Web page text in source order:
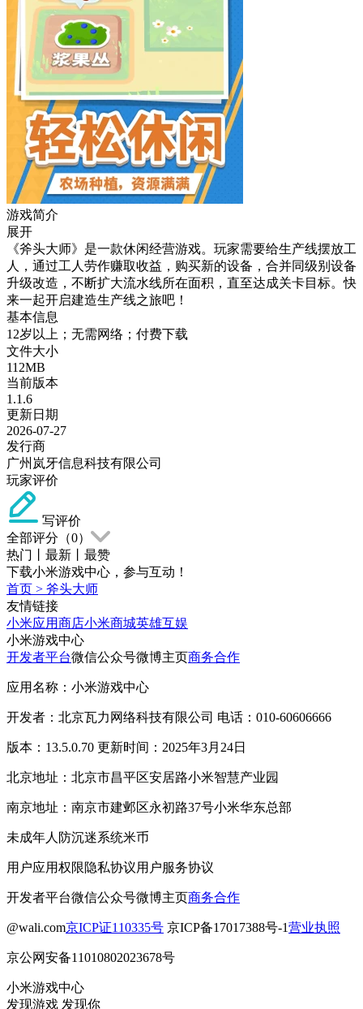
游戏简介
展开
《斧头大师》是一款休闲经营游戏。玩家需要给生产线摆放工
人，通过工人劳作赚取收益，购买新的设备，合并同级别设备
升级改造，不断扩大流水线所在面积，直至达成关卡目标。快
来一起开启建造生产线之旅吧！
基本信息
12岁以上；无需网络；付费下载
文件大小
112MB
当前版本
1.1.6
更新日期
2026-07-27
发行商
广州岚牙信息科技有限公司
玩家评价
写评价
全部评分（0）
热门
最新
最赞
下载小米游戏中心，参与互动！
首页 > 斧头大师
友情链接
小米应用商店小米商城英雄互娱
小米游戏中心
开发者平台微信公众号微博主页商务合作
应用名称：小米游戏中心
开发者：北京瓦力网络科技有限公司 电话：010-60606666
版本：13.5.0.70 更新时间：2025年3月24日
北京地址：北京市昌平区安居路小米智慧产业园
南京地址：南京市建邺区永初路37号小米华东总部
未成年人防沉迷系统米币
用户应用权限隐私协议用户服务协议
开发者平台微信公众号微博主页商务合作
@wali.com京ICP证110335号 京ICP备17017388号-1营业执照
京公网安备11010802023678号
小米游戏中心
发现游戏 发现你